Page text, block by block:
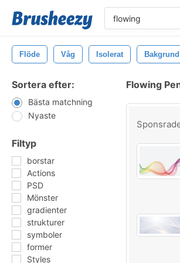
Flöde Våg Isolerat Bakgrund
Sortera efter:
Bästa matchning
Nyaste
Filtyp
borstar
Actions
PSD
Mönster
gradienter
strukturer
symboler
former
Styles
Flowing